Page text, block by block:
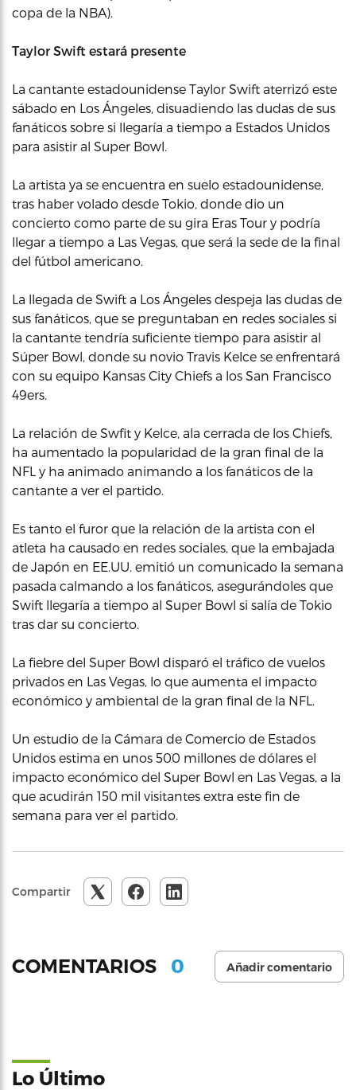
copa de la NBA).
Taylor Swift estará presente
La cantante estadounidense Taylor Swift aterrizó este
sábado en Los Ángeles, disuadiendo las dudas de sus
fanáticos sobre si llegaría a tiempo a Estados Unidos
para asistir al Super Bowl.
La artista ya se encuentra en suelo estadounidense,
tras haber volado desde Tokio, donde dio un
concierto como parte de su gira Eras Tour y podría
llegar a tiempo a Las Vegas, que será la sede de la final
del fútbol americano.
La llegada de Swift a Los Ángeles despeja las dudas de
sus fanáticos, que se preguntaban en redes sociales si
la cantante tendría suficiente tiempo para asistir al
Súper Bowl, donde su novio Travis Kelce se enfrentará
con su equipo Kansas City Chiefs a los San Francisco
49ers.
La relación de Swfit y Kelce, ala cerrada de los Chiefs,
ha aumentado la popularidad de la gran final de la
NFL y ha animado animando a los fanáticos de la
cantante a ver el partido.
Es tanto el furor que la relación de la artista con el
atleta ha causado en redes sociales, que la embajada
de Japón en EE.UU. emitió un comunicado la semana
pasada calmando a los fanáticos, asegurándoles que
Swift llegaría a tiempo al Super Bowl si salía de Tokio
tras dar su concierto.
La fiebre del Super Bowl disparó el tráfico de vuelos
privados en Las Vegas, lo que aumenta el impacto
económico y ambiental de la gran final de la NFL.
Un estudio de la Cámara de Comercio de Estados
Unidos estima en unos 500 millones de dólares el
impacto económico del Super Bowl en Las Vegas, a la
que acudirán 150 mil visitantes extra este fin de
semana para ver el partido.
Compartir
COMENTARIOS 0 Añadir comentario
Lo Último